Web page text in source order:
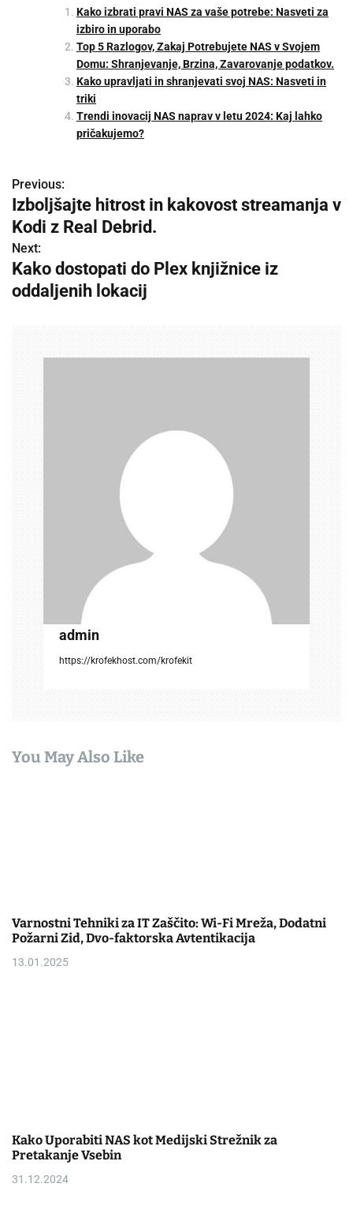
Kako izbrati pravi NAS za vaše potrebe: Nasveti za
izbiro in uporabo
Top 5 Razlogov, Zakaj Potrebujete NAS v Svojem
Domu: Shranjevanje, Brzina, Zavarovanje podatkov.
Kako upravljati in shranjevati svoj NAS: Nasveti in
triki
Trendi inovacij NAS naprav v letu 2024: Kaj lahko
pričakujemo?
P
o
s
t
Previous:
Izboljšajte hitrost in kakovost streamanja v
Kodi z Real Debrid.
Next:
Kako dostopati do Plex knjižnice iz
oddaljenih lokacij
admin
https://krofekhost.com/krofekit
You May Also Like
Varnostni Tehniki za IT Zaščito: Wi-Fi Mreža, Dodatni
Požarni Zid, Dvo-faktorska Avtentikacija
13.01.2025
Kako Uporabiti NAS kot Medijski Strežnik za
Pretakanje Vsebin
31.12.2024